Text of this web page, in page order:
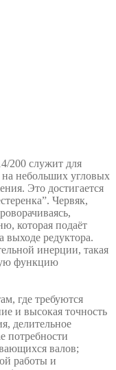
200 служит для
небольших угловых
Это достигается
Червяк,
которая подаёт
редуктора.
инерции, такая
функцию
где требуются
и высокая точность
делительное
потребности
валов;
работы и